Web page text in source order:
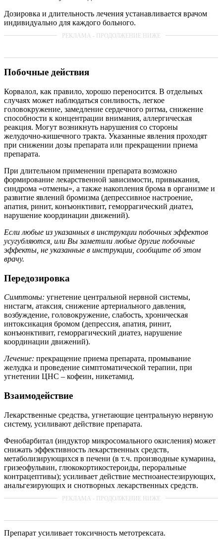
Дозировка и длительность лечения устанавливается врачом
индивидуально для каждого больного.
Побочные действия
Корвалол, как правило, хорошо переносится. В отдельных
случаях может наблюдаться сонливость, легкое
головокружение, замедление сердечного ритма, снижение
способности к концентрации внимания, аллергическая
реакция. Могут возникнуть нарушения со стороны
желудочно-кишечного тракта. Указанные явления проходят
при снижении дозы препарата или прекращении приема
препарата.
При длительном применении препарата возможно
формирование лекарственной зависимости, привыкания,
синдрома «отмены», а также накопления брома в организме и
развитие явлений бромизма (депрессивное настроение,
апатия, ринит, конъюнктивит, геморрагический диатез,
нарушение координации движений).
Если любые из указанных в инструкции побочных эффектов
усугубляются, или Вы заметили любые другие побочные
эффекты, не указанные в инструкции, сообщите об этом
врачу.
Передозировка
Симптомы: угнетение центральной нервной системы,
нистагм, атаксия, снижение артериального давления,
возбуждение, головокружение, слабость, хроническая
интоксикация бромом (депрессия, апатия, ринит,
конъюнктивит, геморрагический диатез, нарушение
координации движений).
Лечение: прекращение приема препарата, промывание
желудка и проведение симптоматической терапии, при
угнетении ЦНС – кофеин, никетамид.
Взаимодействие
Лекарственные средства, угнетающие центральную нервную
систему, усиливают действие препарата.
Фенобарбитал (индуктор микросомального окисления) может
снижать эффективность лекарственных средств,
метаболизирующихся в печени (в т.ч. производные кумарина,
гризеофульвин, глюкокортикостероиды, пероральные
контрацептивы); усиливает действие местноанестезирующих,
анальгезирующих и снотворных лекарственных средств.
Препарат усиливает токсичность метотрексата.